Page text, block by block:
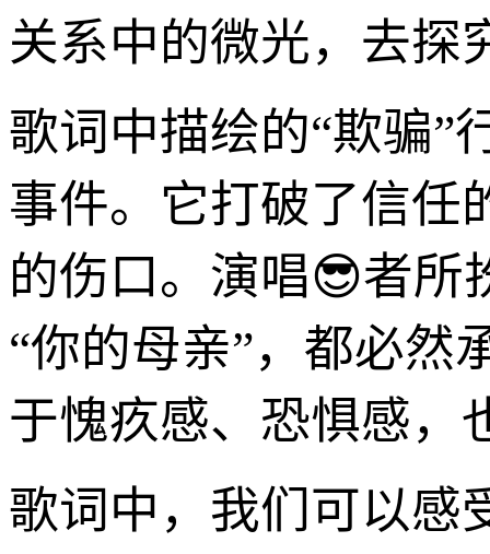
关系中的微光，去探
歌词中描绘的“欺骗”
事件。它打破了信任
的伤口。演唱😎者所
“你的母亲”，都必然
于愧疚感、恐惧感，
歌词中，我们可以感